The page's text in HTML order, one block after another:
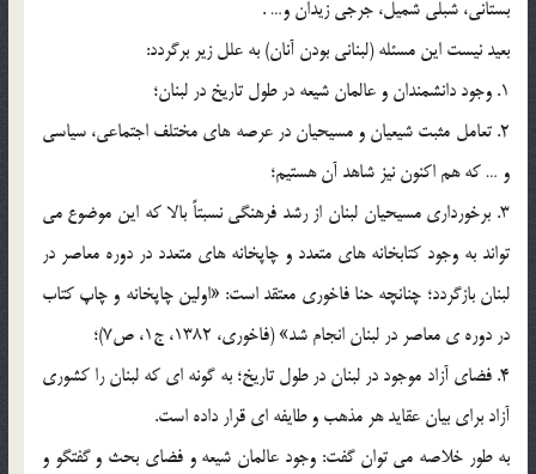
بستانی، شبلی شمیل، جرجی زیدان و… .
بعید نیست این مسئله (لبنانی بودن آنان) به علل زیر برگردد:
1. وجود دانشمندان و عالمان شیعه در طول تاریخ در لبنان؛
2. تعامل مثبت شیعیان و مسیحیان در عرصه های مختلف اجتماعی، سیاسی
و … که هم اکنون نیز شاهد آن هستیم؛
3. برخورداری مسیحیان لبنان از رشد فرهنگی نسبتاً بالا که این موضوع می
تواند به وجود کتابخانه های متعدد و چاپخانه های متعدد در دوره معاصر در
لبنان بازگردد؛ چنانچه حنا فاخوری معتقد است: «اولین چاپخانه و چاپ کتاب
در دوره ی معاصر در لبنان انجام شد» (فاخوری، 1382، ج1، ص7)؛
4. فضای آزاد موجود در لبنان در طول تاریخ؛ به گونه ای که لبنان را کشوری
آزاد برای بیان عقاید هر مذهب و طایفه ای قرار داده است.
به طور خلاصه می توان گفت: وجود عالمان شیعه و فضای بحث و گفتگو و